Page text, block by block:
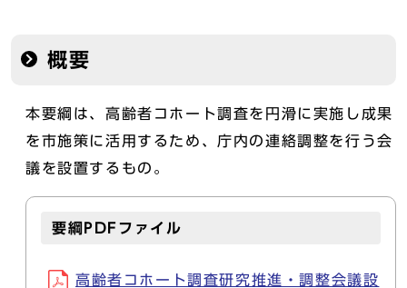
概要
本要綱は、高齢者コホート調査を円滑に実施し成果
を市施策に活用するため、庁内の連絡調整を行う会
議を設置するもの。
要綱PDFファイル
高齢者コホート調査研究推進・調整会議設